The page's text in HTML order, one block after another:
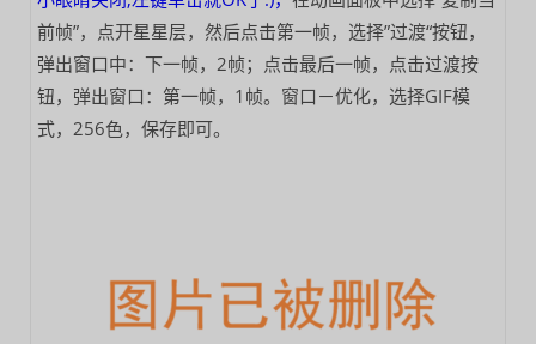
前帧”，点开星星层，然后点击第一帧，选择”过渡“按钮，
弹出窗口中：下一帧，2帧；点击最后一帧，点击过渡按
钮，弹出窗口：第一帧，1帧。窗口－优化，选择GIF模
式，256色，保存即可。